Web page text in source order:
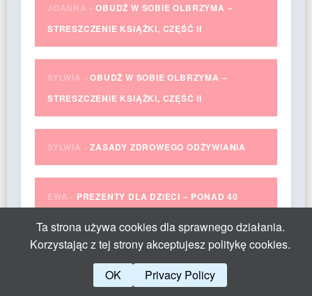
JOANNA -OBUDŹ W SOBIE OLBRZYMA –
STRESZCZENIE KSIĄŻKI, CZĘŚĆ II
SYLWIA -OBUDŹ W SOBIE OLBRZYMA –
STRESZCZENIE KSIĄŻKI, CZĘŚĆ II
SYLWIA -ZASADY ZDROWEGO ODŻYWIANIA
EWA - PREZENTY DLA DZIECI – PONAD 40
WYWIERANIE WPŁYWU NA LUDZI – 6
REGUŁ ROBERTA CIALDINIEGO. SPOŁECZNY
Ta strona używa cookies dla sprawnego działania.
Korzystając z tej strony akceptujesz politykę cookies.
OK
Privacy Policy